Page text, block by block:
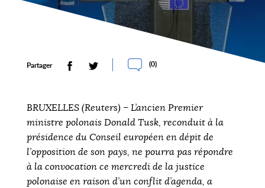
Partager (0)
BRUXELLES (Reuters) – L’ancien Premier
ministre polonais Donald Tusk, reconduit à la
présidence du Conseil européen en dépit de
l’opposition de son pays, ne pourra pas répondre
à la convocation ce mercredi de la justice
polonaise en raison d’un conflit d’agenda, a